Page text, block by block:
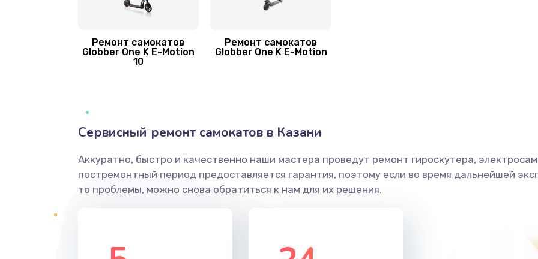
Апгрейд самоката Globber
Гидроизоляция
Ремонт самокатов
Globber One K E-Motion
10
Ремонт самокатов
Globber One K E-Motion
Сервисный ремонт самокатов в Казани
Аккуратно, быстро и качественно наши мастера проведут ремонт гироскутера,
постремонтный период предоставляется гарантия, поэтому если во время дальнейшей
то проблемы, можно снова обратиться к нам для их решения.